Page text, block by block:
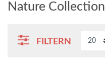
Nature Collection
FILTERN